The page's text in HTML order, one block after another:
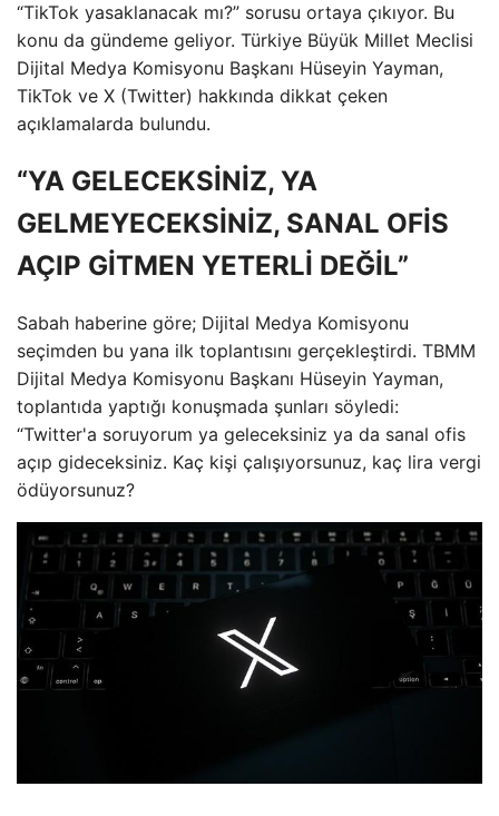
“TikTok yasaklanacak mı?” sorusu ortaya çıkıyor. Bu
konu da gündeme geliyor. Türkiye Büyük Millet Meclisi
Dijital Medya Komisyonu Başkanı Hüseyin Yayman,
TikTok ve X (Twitter) hakkında dikkat çeken
açıklamalarda bulundu.
“YA GELECEKSİNİZ, YA
GELMEYECEKSİNİZ, SANAL OFİS
AÇIP GİTMEN YETERLİ DEĞİL”
Sabah haberine göre; Dijital Medya Komisyonu
seçimden bu yana ilk toplantısını gerçekleştirdi. TBMM
Dijital Medya Komisyonu Başkanı Hüseyin Yayman,
toplantıda yaptığı konuşmada şunları söyledi:
“Twitter'a soruyorum ya geleceksiniz ya da sanal ofis
açıp gideceksiniz. Kaç kişi çalışıyorsunuz, kaç lira vergi
ödüyorsunuz?